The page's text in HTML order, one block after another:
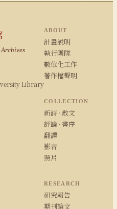
Library
ABOUT
計畫說明
執行團隊
數位化工作
著作權聲明
COLLECTION
新詩 · 散文
評論 · 書序
翻譯
影音
照片
RESEARCH
研究報告
期刊論文